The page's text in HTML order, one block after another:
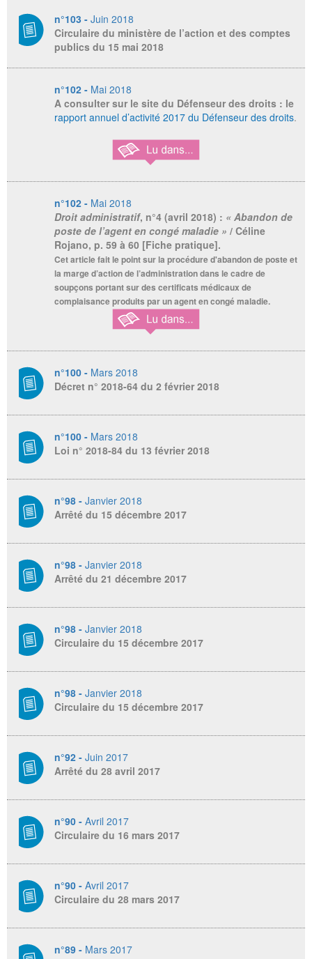
n°103 - Juin 2018
Circulaire du ministère de l’action et des comptes
publics du 15 mai 2018
n°102 - Mai 2018
A consulter sur le site du Défenseur des droits : le
rapport annuel d’activité 2017 du Défenseur des droits.
n°102 - Mai 2018
Droit administratif, n°4 (avril 2018) : « Abandon de
poste de l’agent en congé maladie » / Céline
Rojano, p. 59 à 60 [Fiche pratique].
Cet article fait le point sur la procédure d'abandon de poste et
la marge d’action de l’administration dans le cadre de
soupçons portant sur des certificats médicaux de
complaisance produits par un agent en congé maladie.
n°100 - Mars 2018
Décret n° 2018-64 du 2 février 2018
n°100 - Mars 2018
Loi n° 2018-84 du 13 février 2018
n°98 - Janvier 2018
Arrêté du 15 décembre 2017
n°98 - Janvier 2018
Arrêté du 21 décembre 2017
n°98 - Janvier 2018
Circulaire du 15 décembre 2017
n°98 - Janvier 2018
Circulaire du 15 décembre 2017
n°92 - Juin 2017
Arrêté du 28 avril 2017
n°90 - Avril 2017
Circulaire du 16 mars 2017
n°90 - Avril 2017
Circulaire du 28 mars 2017
n°89 - Mars 2017